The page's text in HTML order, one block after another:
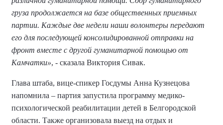
груза продолжается на базе общественных приемных
партии. Каждые две недели наши волонтеры передают
его для последующей консолидированной отправки на
фронт вместе с другой гуманитарной помощью от
Камчатки», - сказала Виктория Сивак.
Глава штаба, вице-спикер Госдумы Анна Кузнецова
напомнила – партия запустила программу медико-
психологической реабилитации детей в Белгородской
области. Также организовала выезд на отдых и